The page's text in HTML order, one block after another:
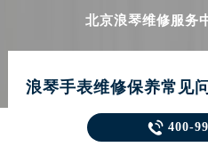
北京浪琴维修服务
浪琴手表维修保养常见
 400-